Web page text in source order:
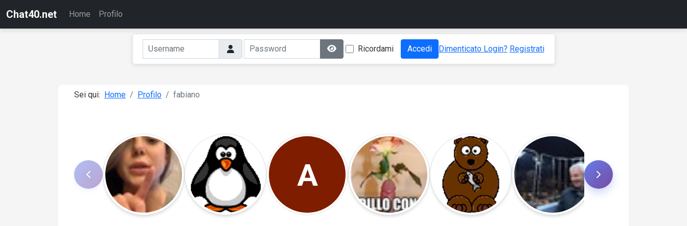
Chat40.net Home Profilo
Ricordami Accedi Dimenticato Login? Registrati
Sei qui: Home Profilo fabiano
A